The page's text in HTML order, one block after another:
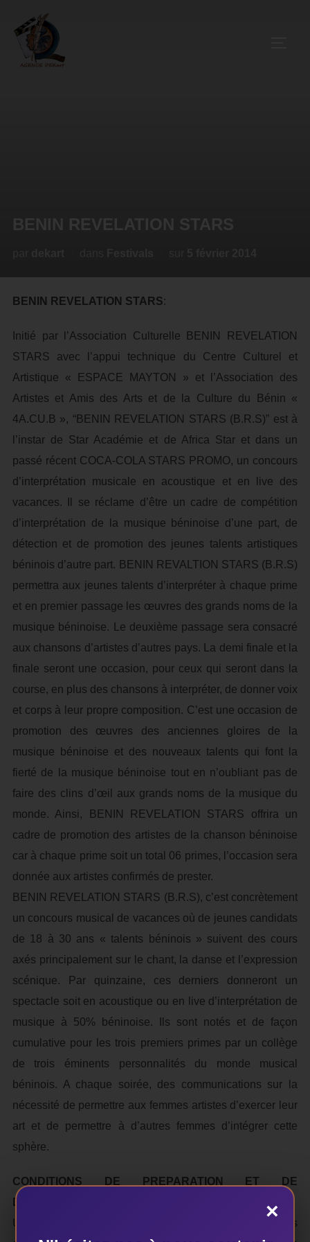
BENIN REVELATION STARS:
Initié par l’Association Culturelle BENIN REVELATION
STARS avec l’appui technique du Centre Culturel et
Artistique « ESPACE MAYTON » et l’Association des
Artistes et Amis des Arts et de la Culture du Bénin «
4A.CU.B », “BENIN REVELATION STARS (B.R.S)” est à
l’instar de Star Académie et de Africa Star et dans un
passé récent COCA-COLA STARS PROMO, un concours
d’interprétation musicale en acoustique et en live des
vacances. Il se réclame d’être un cadre de compétition
d’interprétation de la musique béninoise d’une part, de
détection et de promotion des jeunes talents artistiques
béninois d’autre part. BENIN REVALTION STARS (B.R.S)
permettra aux jeunes talents d’interpréter à chaque prime
et en premier passage les œuvres des grands noms de la
musique béninoise. Le deuxième passage sera consacré
aux chansons d’artistes d’autres pays. La demi finale et la
finale seront une occasion, pour ceux qui seront dans la
course, en plus des chansons à interpréter, de donner voix
et corps à leur propre composition. C’est une occasion de
promotion des œuvres des anciennes gloires de la
musique béninoise et des nouveaux talents qui font la
fierté de la musique béninoise tout en n’oubliant pas de
faire des clins d’œil aux grands noms de la musique du
monde. Ainsi, BENIN REVELATION STARS offrira un
cadre de promotion des artistes de la chanson béninoise
car à chaque prime soit un total 06 primes, l’occasion sera
donnée aux artistes confirmés de prester.
BENIN REVELATION STARS (B.R.S), c’est concrètement
un concours musical de vacances où de jeunes candidats
de 18 à 30 ans « talents béninois » suivent des cours
axés principalement sur le chant, la danse et l’expression
scénique. Par quinzaine, ces derniers donneront un
spectacle soit en acoustique ou en live d’interprétation de
musique à 50% béninoise. Ils sont notés et de façon
cumulative pour les trois premiers primes par un collège
de trois éminents personnalités du monde musical
béninois. A chaque soirée, des communications sur la
nécessité de permettre aux femmes artistes d’exercer leur
art et de permettre à d’autres femmes d’intégrer cette
sphère.
CONDITIONS DE PREPARATION ET DE
Une série de casting dans tout le Bénin (les 6 anciens
×